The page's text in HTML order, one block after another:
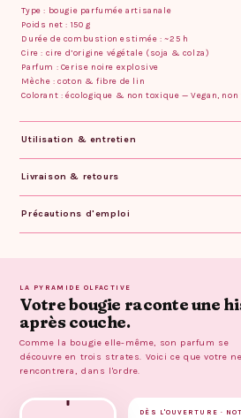
Type : bougie parfumée artisanale
Poids net : 150 g
Durée de combustion estimée : ~25 h
Cire : cire d’origine végétale (soja & colza)
Parfum : Cerise noire explosive
Mèche : coton & fibre de lin
Colorant : écologique & non toxique — Vegan,
Utilisation & entretien
Livraison & retours
Précautions d'emploi
LA PYRAMIDE OLFACTIVE
Votre bougie raconte une
après couche.
Comme la bougie elle-même, son parfum se
découvre en trois strates. Voici ce que votre
rencontrera, dans l'ordre.
DÈS L'OUVERTURE ·